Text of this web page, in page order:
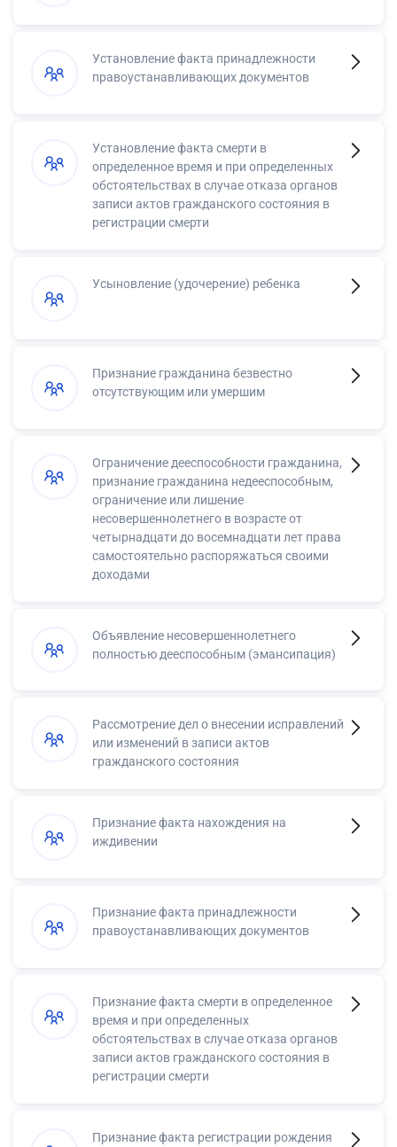
Установление факта принадлежности
правоустанавливающих документов
Установление факта смерти в
определенное время и при определенных
обстоятельствах в случае отказа органов
записи актов гражданского состояния в
регистрации смерти
Усыновление (удочерение) ребенка
Признание гражданина безвестно
отсутствующим или умершим
Ограничение дееспособности гражданина,
признание гражданина недееспособным,
ограничение или лишение
несовершеннолетнего в возрасте от
четырнадцати до восемнадцати лет права
самостоятельно распоряжаться своими
доходами
Объявление несовершеннолетнего
полностью дееспособным (эмансипация)
Рассмотрение дел о внесении исправлений
или изменений в записи актов
гражданского состояния
Признание факта нахождения на
иждивении
Признание факта принадлежности
правоустанавливающих документов
Признание факта смерти в определенное
время и при определенных
обстоятельствах в случае отказа органов
записи актов гражданского состояния в
регистрации смерти
Признание факта регистрации рождения